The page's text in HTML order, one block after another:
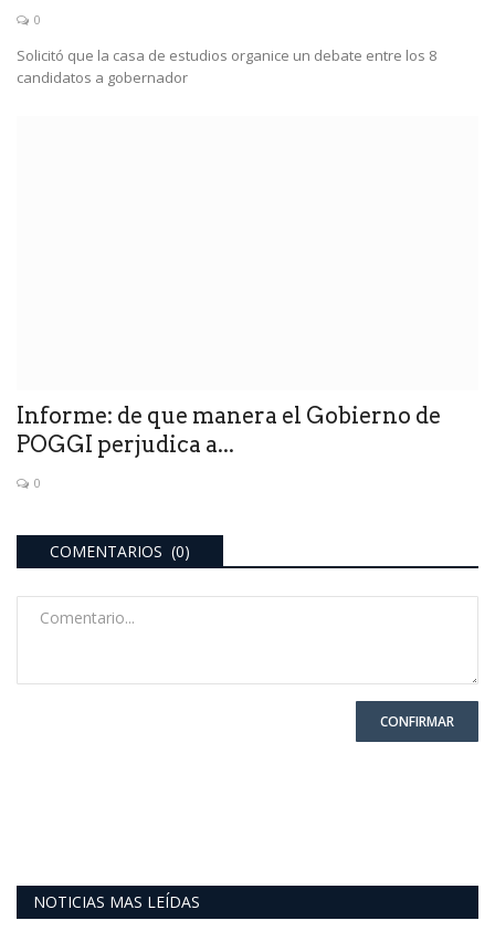
0
Solicitó que la casa de estudios organice un debate entre los 8
candidatos a gobernador
Informe: de que manera el Gobierno de
POGGI perjudica a...
0
COMENTARIOS (0)
CONFIRMAR
NOTICIAS MAS LEÍDAS